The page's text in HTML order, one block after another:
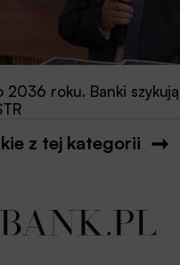
2036 roku. Banki
z tej kategorii